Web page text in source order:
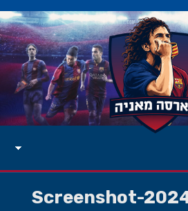
Screenshot-